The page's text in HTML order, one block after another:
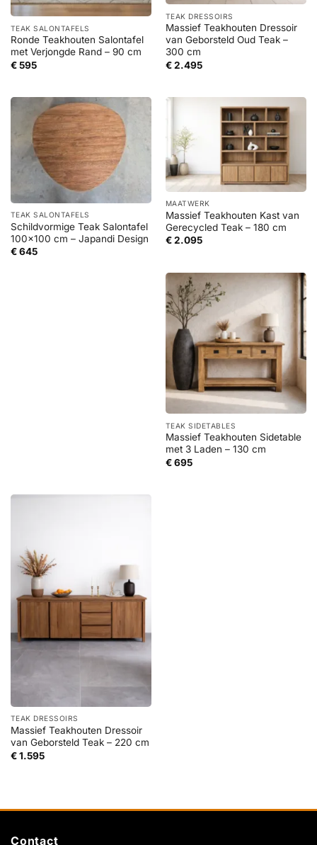
TEAK SALONTAFELS
Ronde Teakhouten Salontafel
met Verjongde Rand – 90 cm
€595
TEAK DRESSOIRS
Massief Teakhouten Dressoir
van Geborsteld Oud Teak –
300 cm
€2.495
TEAK SALONTAFELS
Schildvormige Teak Salontafel
100×100 cm – Japandi Design
€645
MAATWERK
Massief Teakhouten Kast van
Gerecycled Teak – 180 cm
€2.095
TEAK SIDETABLES
Massief Teakhouten Sidetable
met 3 Laden – 130 cm
€695
TEAK DRESSOIRS
Massief Teakhouten Dressoir
van Geborsteld Teak – 220 cm
€1.595
Contact